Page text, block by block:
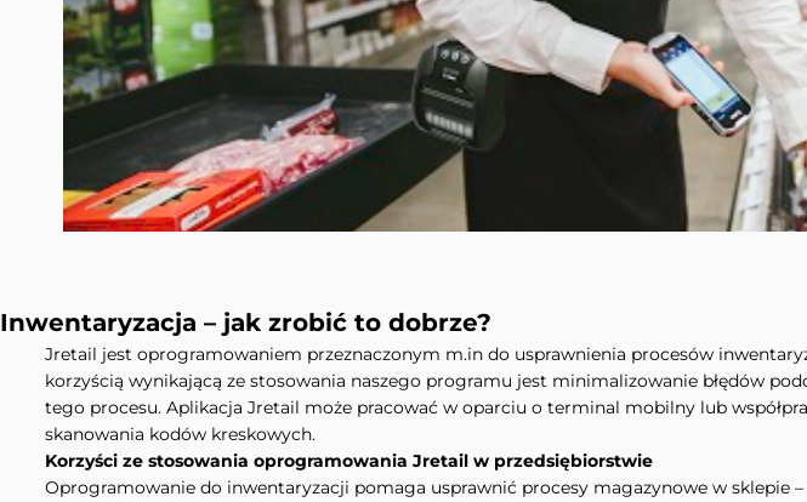
Inwentaryzacja – jak zrobić to dobrze?
Jretail jest oprogramowaniem przeznaczonym m.in do usprawnienia procesów
korzyścią wynikającą ze stosowania naszego programu jest minimalizowanie błędów
tego procesu. Aplikacja Jretail może pracować w oparciu o terminal mobilny lub
skanowania kodów kreskowych.
Korzyści ze stosowania oprogramowania Jretail w przedsiębiorstwie
Oprogramowanie do inwentaryzacji pomaga usprawnić procesy magazynowe w sklepie